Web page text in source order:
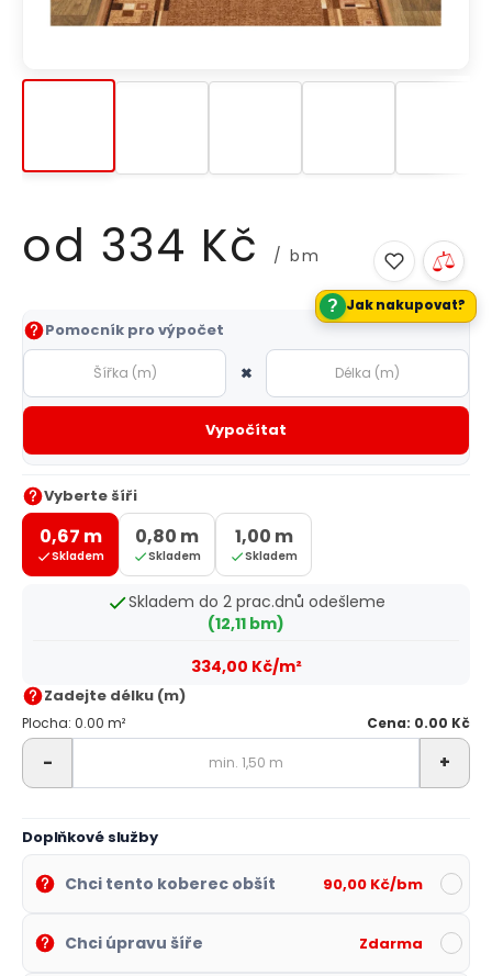
od 334 Kč / bm
Měrná
cena:
Pomocník pro výpočet
×
Vypočítat
Vyberte šíři
0,67 m
Skladem
0,80 m
Skladem
1,00 m
Skladem
Zadejte délku (m)
Plocha: 0.00 m² Cena: 0.00 Kč
- +
Skladem do 2 prac.dnů odešleme
(12,11 bm)
334,00 Kč/m²
Doplňkové služby
Chci tento koberec obšít 90,00 Kč/bm
Chci úpravu šíře Zdarma
? Jak nakupovat?